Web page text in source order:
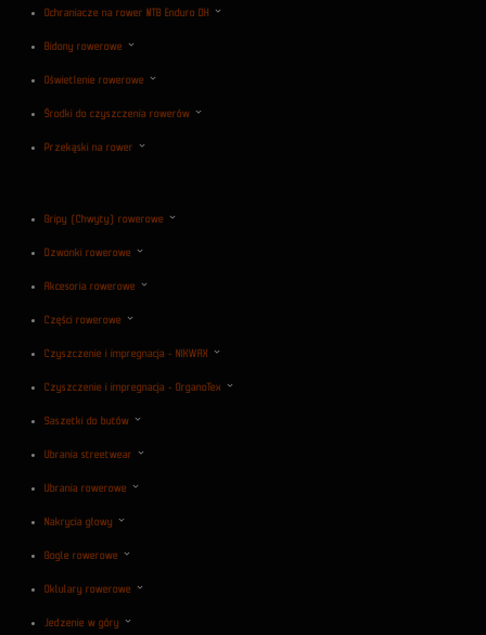
Ochraniacze na rower MTB Enduro DH
Bidony rowerowe
Oświetlenie rowerowe
Środki do czyszczenia rowerów
Przekąski na rower
Gripy (Chwyty) rowerowe
Dzwonki rowerowe
Akcesoria rowerowe
Części rowerowe
Czyszczenie i impregnacja - NIKWAX
Czyszczenie i impregnacja - OrganoTex
Saszetki do butów
Ubrania streetwear
Ubrania rowerowe
Nakrycia głowy
Gogle rowerowe
Oklulary rowerowe
Jedzenie w góry